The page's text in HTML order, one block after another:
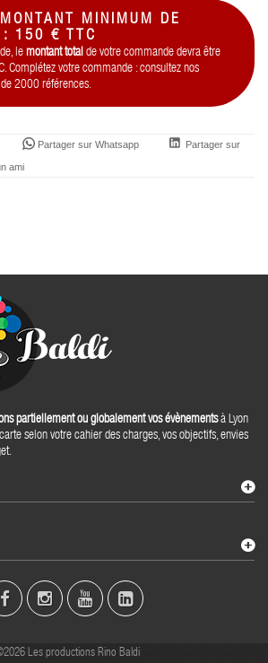
MINIMUM DE
: 150 € TTC
le montant total de votre commande devra être
Complétez votre commande : consultez nos
2000 références.
Partager sur Whatsapp Partager sur
ami
partiellement ou globalement vos évènementsà Lyon
selon votre cahier des charges, vos objectifs, envies
Les productions Rino Baldi